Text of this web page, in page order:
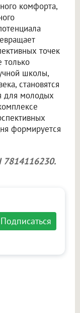
комфорта,
точек
только
школы,
становятся
для молодых
формируется
Подписаться